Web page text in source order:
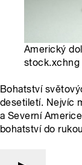
Americký
stock.xchng
Bohatství
desetiletí. Nejvíc
a Severní
bohatství do